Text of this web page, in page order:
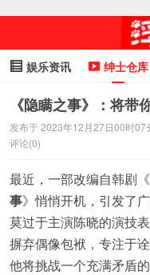
娱乐资讯 绅士仓库
浮力GIF 明星头条 浮
cosplay
《隐瞒之事》：将带
发布于 2023年12月27日00时07
评论(0)
最近，一部改编自韩剧
事》悄悄开机，引发了
莫过于主演陈晓的演技
摒弃偶像包袱，专注于
他将挑战一个充满矛盾